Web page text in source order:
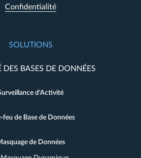
Confidentialité
SOLUTIONS
DES BASES DE DONNÉES
d'Activité
feu de Base de Données
de Données